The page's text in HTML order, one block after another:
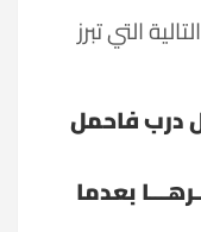
التي تبرز
درب فاحمل
بعدما